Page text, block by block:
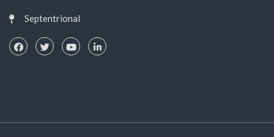
Septentrional